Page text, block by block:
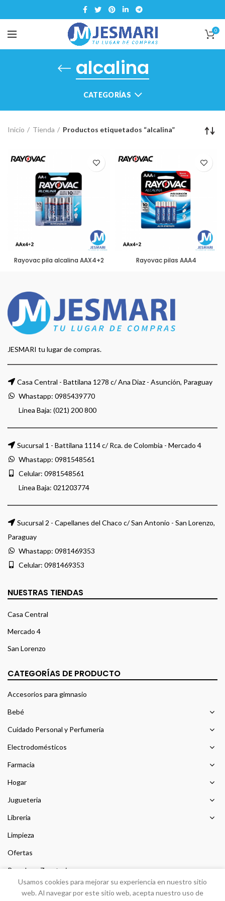
0
alcalina
CATEGORÍAS
Inicio Tienda Productos etiquetados “alcalina”
Rayovac pila alcalina AAX4+2 Rayovac pilas AAA4
JESMARI tu lugar de compras.
Casa Central - Battilana 1278 c/ Ana Diaz - Asunción, Paraguay
Whastapp: 0985439770
Linea Baja: (021) 200 800
Sucursal 1 - Battilana 1114 c/ Rca. de Colombia - Mercado 4
Whastapp: 0981548561
Celular: 0981548561
Linea Baja: 021203774
Sucursal 2 - Capellanes del Chaco c/ San Antonio - San Lorenzo,
Paraguay
Whastapp: 0981469353
Celular: 0981469353
NUESTRAS TIENDAS
Casa Central
Mercado 4
San Lorenzo
CATEGORÍAS DE PRODUCTO
Accesorios para gimnasio
Bebé
Cuidado Personal y Perfumería
Electrodomésticos
Farmacia
Hogar
Jugueteria
Libreria
Limpieza
Ofertas
Prendas y Zapateria
Usamos cookies para mejorar su experiencia en nuestro sitio
web. Al navegar por este sitio web, acepta nuestro uso de